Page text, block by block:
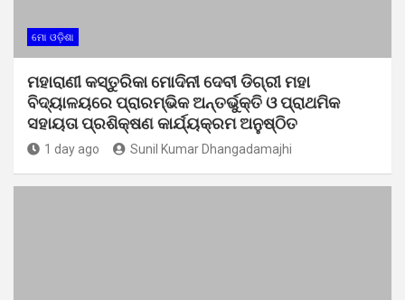
ମୋ ଓଡ଼ିଶା
ମହାରାଣୀ କସ୍ତୁରିକା ମୋଦିନୀ ଦେବୀ ଡିଗ୍ରୀ ମହା
ବିଦ୍ୟାଳୟରେ ପ୍ରାରମ୍ଭିକ ଅନ୍ତର୍ଭୁକ୍ତି ଓ ପ୍ରାଥମିକ
ସହାୟତା ପ୍ରଶିକ୍ଷଣ କାର୍ଯ୍ୟକ୍ରମ ଅନୁଷ୍ଠିତ
1 day ago Sunil Kumar Dhangadamajhi